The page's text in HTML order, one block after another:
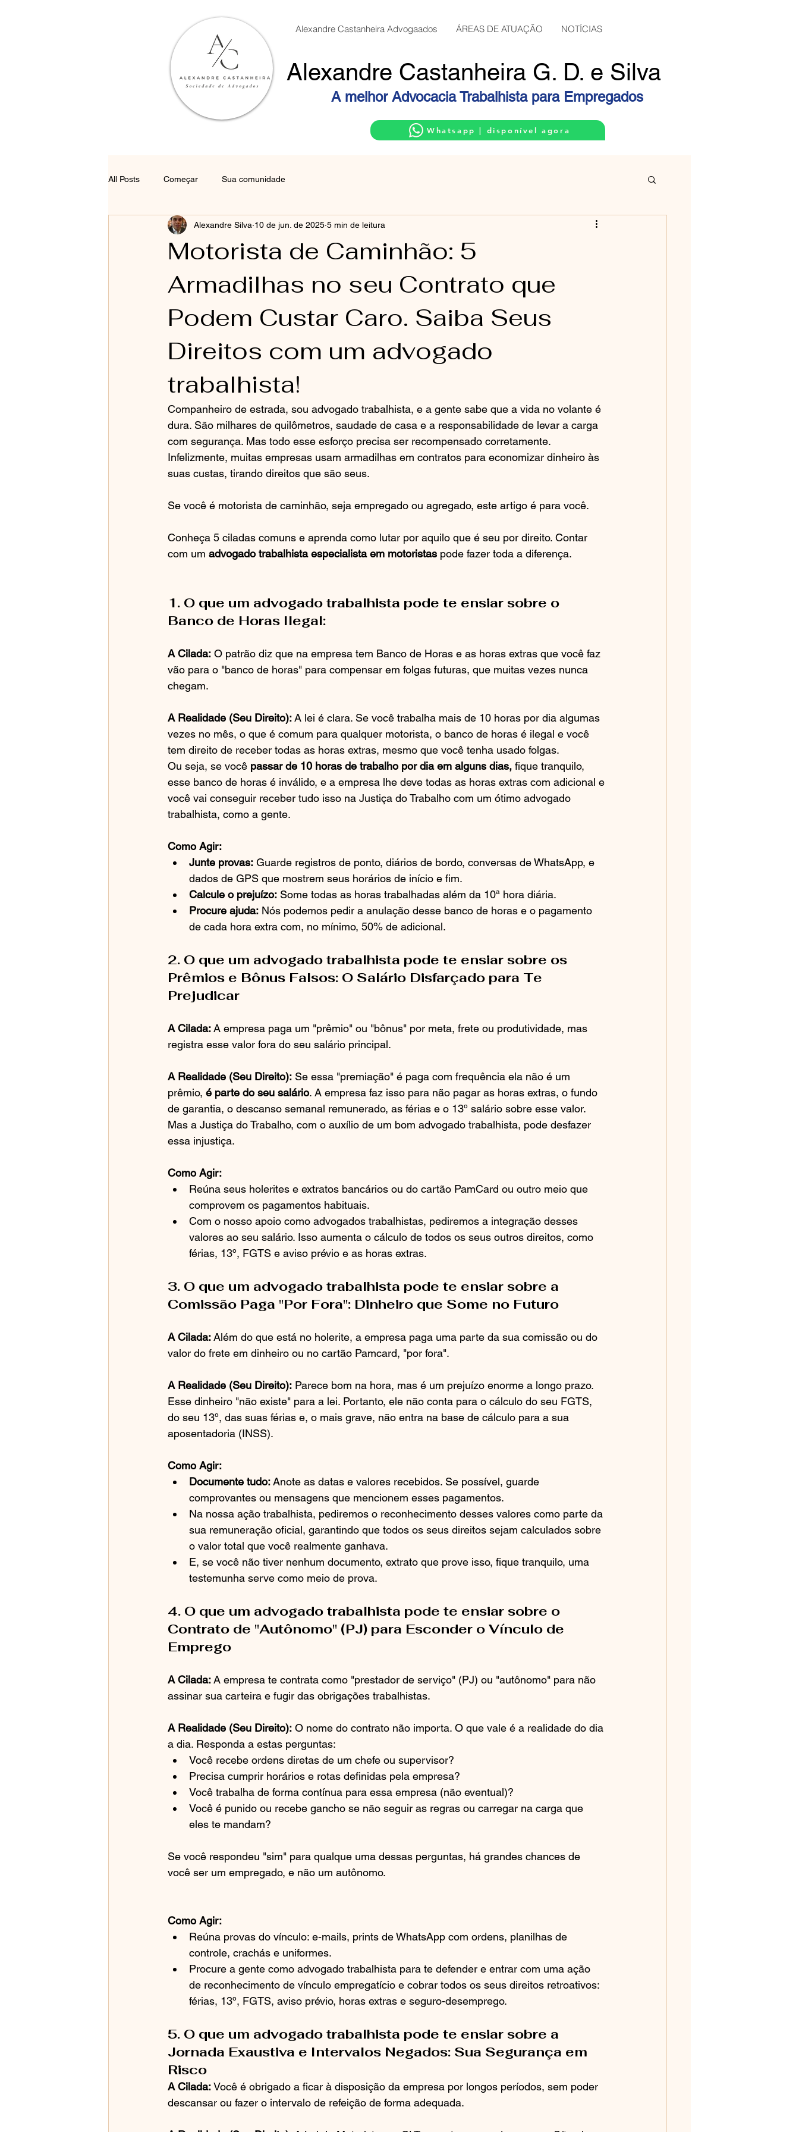
Alexandre Castanheira Advogaados ÁREAS DE ATUAÇÃO NOTÍCIAS
Alexandre Castanheira G. D. e Silva
A melhor Advocacia Trabalhista para Empregados
Whatsapp | disponível agora
All Posts Começar Sua comunidade
Motorista de Caminhão: 5
Armadilhas no seu Contrato que
Podem Custar Caro. Saiba Seus
Direitos com um advogado
trabalhista!
Alexandre Silva 10 de jun. de 2025 5 min de leitura
Companheiro de estrada, sou advogado trabalhista, e a gente sabe que a vida no volante é
dura. São milhares de quilômetros, saudade de casa e a responsabilidade de levar a carga
com segurança. Mas todo esse esforço precisa ser recompensado corretamente.
Infelizmente, muitas empresas usam armadilhas em contratos para economizar dinheiro às
suas custas, tirando direitos que são seus.
Se você é motorista de caminhão, seja empregado ou agregado, este artigo é para você.
Conheça 5 ciladas comuns e aprenda como lutar por aquilo que é seu por direito. Contar
com um advogado trabalhista especialista em motoristas pode fazer toda a diferença.
1. O que um advogado trabalhista pode te ensiar sobre o
Banco de Horas Ilegal:
A Cilada: O patrão diz que na empresa tem Banco de Horas e as horas extras que você faz
vão para o "banco de horas" para compensar em folgas futuras, que muitas vezes nunca
chegam.
A Realidade (Seu Direito): A lei é clara. Se você trabalha mais de 10 horas por dia algumas
vezes no mês, o que é comum para qualquer motorista, o banco de horas é ilegal e você
tem direito de receber todas as horas extras, mesmo que você tenha usado folgas.
Ou seja, se você passar de 10 horas de trabalho por dia em alguns dias, fique tranquilo,
esse banco de horas é inválido, e a empresa lhe deve todas as horas extras com adicional e
você vai conseguir receber tudo isso na Justiça do Trabalho com um ótimo advogado
trabalhista, como a gente.
Como Agir:
Junte provas: Guarde registros de ponto, diários de bordo, conversas de WhatsApp, e
dados de GPS que mostrem seus horários de início e fim.
Calcule o prejuízo: Some todas as horas trabalhadas além da 10ª hora diária.
Procure ajuda: Nós podemos pedir a anulação desse banco de horas e o pagamento
de cada hora extra com, no mínimo, 50% de adicional.
2. O que um advogado trabalhista pode te ensiar sobre os
Prêmios e Bônus Falsos: O Salário Disfarçado para Te
Prejudicar
A Cilada: A empresa paga um "prêmio" ou "bônus" por meta, frete ou produtividade, mas
registra esse valor fora do seu salário principal.
A Realidade (Seu Direito): Se essa "premiação" é paga com frequência ela não é um
prêmio, é parte do seu salário. A empresa faz isso para não pagar as horas extras, o fundo
de garantia, o descanso semanal remunerado, as férias e o 13º salário sobre esse valor.
Mas a Justiça do Trabalho, com o auxílio de um bom advogado trabalhista, pode desfazer
essa injustiça.
Como Agir:
Reúna seus holerites e extratos bancários ou do cartão PamCard ou outro meio que
comprovem os pagamentos habituais.
Com o nosso apoio como advogados trabalhistas, pediremos a integração desses
valores ao seu salário. Isso aumenta o cálculo de todos os seus outros direitos, como
férias, 13º, FGTS e aviso prévio e as horas extras.
3. O que um advogado trabalhista pode te ensiar sobre a
Comissão Paga "Por Fora": Dinheiro que Some no Futuro
A Cilada: Além do que está no holerite, a empresa paga uma parte da sua comissão ou do
valor do frete em dinheiro ou no cartão Pamcard, "por fora".
A Realidade (Seu Direito): Parece bom na hora, mas é um prejuízo enorme a longo prazo.
Esse dinheiro "não existe" para a lei. Portanto, ele não conta para o cálculo do seu FGTS,
do seu 13º, das suas férias e, o mais grave, não entra na base de cálculo para a sua
aposentadoria (INSS).
Como Agir:
Documente tudo: Anote as datas e valores recebidos. Se possível, guarde
comprovantes ou mensagens que mencionem esses pagamentos.
Na nossa ação trabalhista, pediremos o reconhecimento desses valores como parte da
sua remuneração oficial, garantindo que todos os seus direitos sejam calculados sobre
o valor total que você realmente ganhava.
E, se você não tiver nenhum documento, extrato que prove isso, fique tranquilo, uma
testemunha serve como meio de prova.
4. O que um advogado trabalhista pode te ensiar sobre o
Contrato de "Autônomo" (PJ) para Esconder o Vínculo de
Emprego
A Cilada: A empresa te contrata como "prestador de serviço" (PJ) ou "autônomo" para não
assinar sua carteira e fugir das obrigações trabalhistas.
A Realidade (Seu Direito): O nome do contrato não importa. O que vale é a realidade do dia
a dia. Responda a estas perguntas:
Você recebe ordens diretas de um chefe ou supervisor?
Precisa cumprir horários e rotas definidas pela empresa?
Você trabalha de forma contínua para essa empresa (não eventual)?
Você é punido ou recebe gancho se não seguir as regras ou carregar na carga que
eles te mandam?
Se você respondeu "sim" para qualque uma dessas perguntas, há grandes chances de
você ser um empregado, e não um autônomo.
Como Agir:
Reúna provas do vínculo: e-mails, prints de WhatsApp com ordens, planilhas de
controle, crachás e uniformes.
Procure a gente como advogado trabalhista para te defender e entrar com uma ação
de reconhecimento de vínculo empregatício e cobrar todos os seus direitos retroativos:
férias, 13º, FGTS, aviso prévio, horas extras e seguro-desemprego.
5. O que um advogado trabalhista pode te ensiar sobre a
Jornada Exaustiva e Intervalos Negados: Sua Segurança em
Risco
A Cilada: Você é obrigado a ficar à disposição da empresa por longos períodos, sem poder
descansar ou fazer o intervalo de refeição de forma adequada.